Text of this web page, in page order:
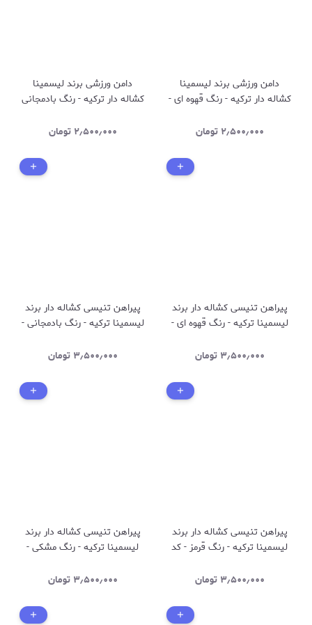
دامن ورزشی برند لیسمینا
کشاله دار ترکیه - رنگ قهوه ای -
۲٫۵۰۰٫۰۰۰ تومان
دامن ورزشی برند لیسمینا
کشاله دار ترکیه - رنگ بادمجانی
۲٫۵۰۰٫۰۰۰ تومان
پیراهن تنیسی کشاله دار برند
لیسمینا ترکیه - رنگ قهوه ای -
۳٫۵۰۰٫۰۰۰ تومان
پیراهن تنیسی کشاله دار برند
لیسمینا ترکیه - رنگ بادمجانی -
۳٫۵۰۰٫۰۰۰ تومان
پیراهن تنیسی کشاله دار برند
لیسمینا ترکیه - رنگ قرمز - کد
۳٫۵۰۰٫۰۰۰ تومان
پیراهن تنیسی کشاله دار برند
لیسمینا ترکیه - رنگ مشکی -
۳٫۵۰۰٫۰۰۰ تومان